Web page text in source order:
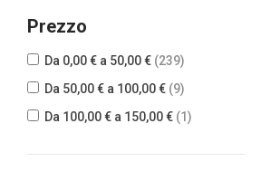
FROG INDUSTRIES (16)
HELIKON-TEX
(4)
(14)
INVADER GEAR(1)
Prezzo
Da 0,00 € a 50,00 € (239)
Da 50,00 € a 100,00 € (9)
Da 100,00 € a 150,00 € (1)